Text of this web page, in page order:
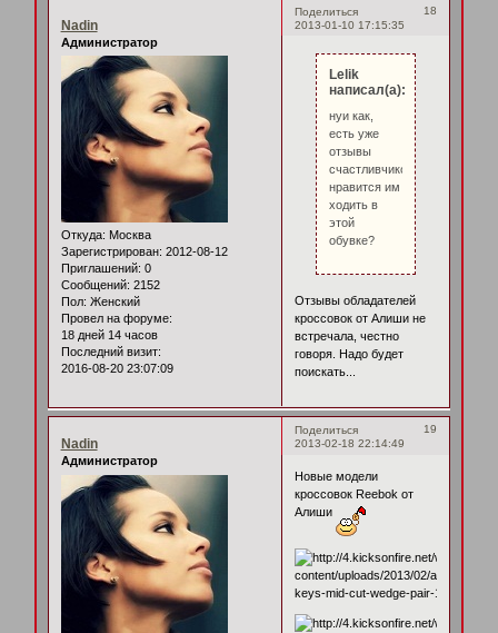
Поделиться
18
2013-01-10 17:15:35
Nadin
Администратор
Откуда: Москва
Зарегистрирован: 2012-08-12
Приглашений: 0
Сообщений: 2152
Пол: Женский
Провел на форуме:
18 дней 14 часов
Последний визит:
2016-08-20 23:07:09
Lelik
написал(а):
нуи как,
есть уже
отзывы
счастливчиков?
нравится им
ходить в
этой
обувке?
Отзывы обладателей
кроссовок от Алиши не
встречала, честно
говоря. Надо будет
поискать...
Поделиться
19
2013-02-18 22:14:49
Nadin
Администратор
Новые модели
кроссовок Reebok от
Алиши